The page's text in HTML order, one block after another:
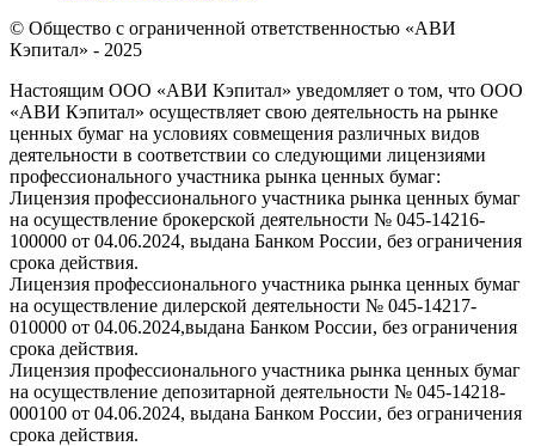
© Общество с ограниченной ответственностью «АВИ
Кэпитал» - 2025
Настоящим ООО «АВИ Кэпитал» уведомляет о том, что ООО
«АВИ Кэпитал» осуществляет свою деятельность на рынке
ценных бумаг на условиях совмещения различных видов
деятельности в соответствии со следующими лицензиями
профессионального участника рынка ценных бумаг:
Лицензия профессионального участника рынка ценных бумаг
на осуществление брокерской деятельности № 045-14216-
100000 от 04.06.2024, выдана Банком России, без ограничения
срока действия.
Лицензия профессионального участника рынка ценных бумаг
на осуществление дилерской деятельности № 045-14217-
010000 от 04.06.2024,выдана Банком России, без ограничения
срока действия.
Лицензия профессионального участника рынка ценных бумаг
на осуществление депозитарной деятельности № 045-14218-
000100 от 04.06.2024, выдана Банком России, без ограничения
срока действия.